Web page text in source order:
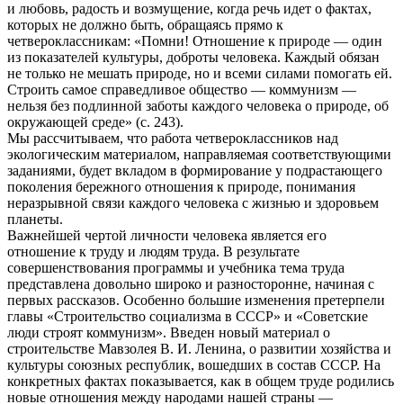
и любовь, радость и возмущение, когда речь идет о фактах,
которых не должно быть, обращаясь прямо к
четвероклассникам: «Помни! Отношение к природе — один
из показателей культуры, доброты человека. Каждый обязан
не только не мешать природе, но и всеми силами помогать ей.
Строить самое справедливое общество — коммунизм —
нельзя без подлинной заботы каждого человека о природе, об
окружающей среде» (с. 243).
Мы рассчитываем, что работа четвероклассников над
экологическим материалом, направляемая соответствующими
заданиями, будет вкладом в формирование у подрастающего
поколения бережного отношения к природе, понимания
неразрывной связи каждого человека с жизнью и здоровьем
планеты.
Важнейшей чертой личности человека является его
отношение к труду и людям труда. В результате
совершенствования программы и учебника тема труда
представлена довольно широко и разносторонне, начиная с
первых рассказов. Особенно большие изменения претерпели
главы «Строительство социализма в СССР» и «Советские
люди строят коммунизм». Введен новый материал о
строительстве Мавзолея В. И. Ленина, о развитии хозяйства и
культуры союзных республик, вошедших в состав СССР. На
конкретных фактах показывается, как в общем труде родились
новые отношения между народами нашей страны —